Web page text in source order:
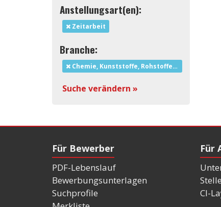
Anstellungsart(en):
Zeitarbeit
Branche:
Chemie, Kunststoffe, Rohstoffe und Bergbau
Suche verändern »
Für Bewerber
PDF-Lebenslauf
Bewerbungsunterlagen
Suchprofile
Für
CI-